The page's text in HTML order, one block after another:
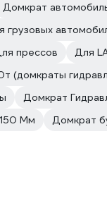
Домкрат
грузовых
прессов
Для
(домкраты
Домкрат
Мм
Домкрат